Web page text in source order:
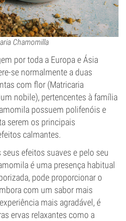
Chamomilla
por toda a Europa e Ásia
se normalmente a duas
com flor (Matricaria
nobile), pertencentes à família
possuem polifenóis e
serem os principais
calmantes.
efeitos suaves e pelo seu
é uma presença habitual
pode proporcionar o
com um sabor mais
mais agradável, é
ervas relaxantes como a